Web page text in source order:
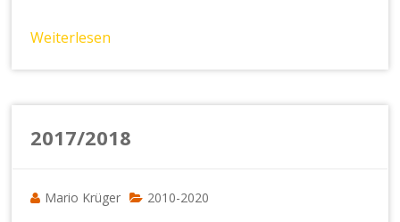
Weiterlesen
2017/2018
Mario Krüger 2010-2020